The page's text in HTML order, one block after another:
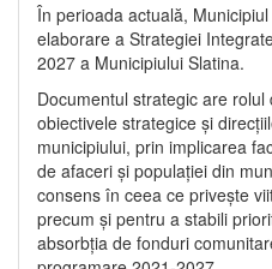
În perioada actuală,
elaborare a Strategiei
2027 a Municipiului Slatina.
Documentul strategic are
obiectivele strategice și
municipiului, prin implicarea
de afaceri și populației din
consens în ceea ce privește
precum și pentru a stabili
absorbția de fonduri